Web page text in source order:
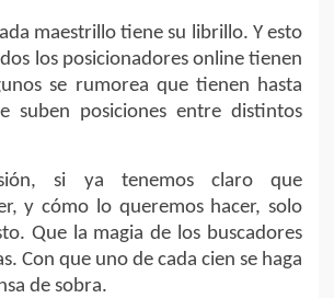
maestrillo tiene su librillo. Y esto
los posicionadores online tienen
se rumorea que tienen hasta
suben posiciones entre distintos
si ya tenemos claro que
y cómo lo queremos hacer, solo
Que la magia de los buscadores
Con que uno de cada cien se haga
de sobra.